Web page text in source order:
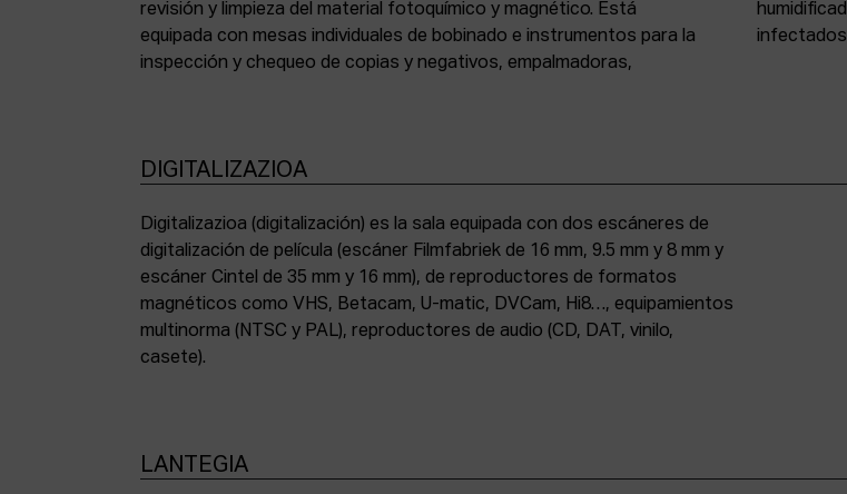
revisión y limpieza del material fotoquímico y magnético. Está
equipada con mesas individuales de bobinado e instrumentos para la
inspección y chequeo de copias y negativos, empalmadoras,
humidificadora y campana extractora de laboratorio para materiales
infectados
DIGITALIZAZIOA
Digitalizazioa (digitalización) es la sala equipada con dos escáneres de
digitalización de película (escáner Filmfabriek de 16 mm, 9.5 mm y 8 mm y
escáner Cintel de 35 mm y 16 mm), de reproductores de formatos
magnéticos como VHS, Betacam, U-matic, DVCam, Hi8…, equipamientos
multinorma (NTSC y PAL), reproductores de audio (CD, DAT, vinilo,
casete).
LANTEGIA